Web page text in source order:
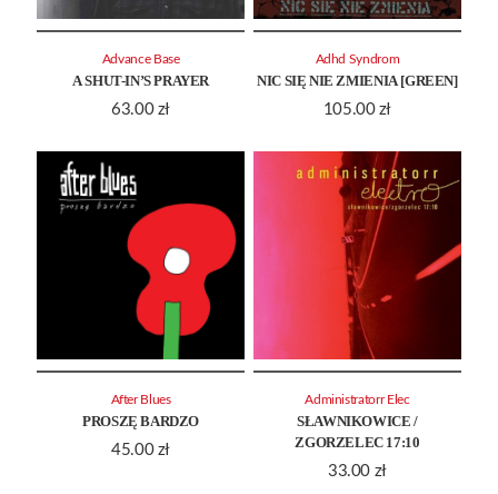
A SHUT-IN’S PRAYER
63.00 zł
Advance Base
NIC SIĘ NIE ZMIENIA [GREEN]
105.00 zł
Adhd Syndrom
PROSZĘ BARDZO
45.00 zł
After Blues
SŁAWNIKOWICE /
ZGORZELEC 17:10
33.00 zł
Administratorr Elec